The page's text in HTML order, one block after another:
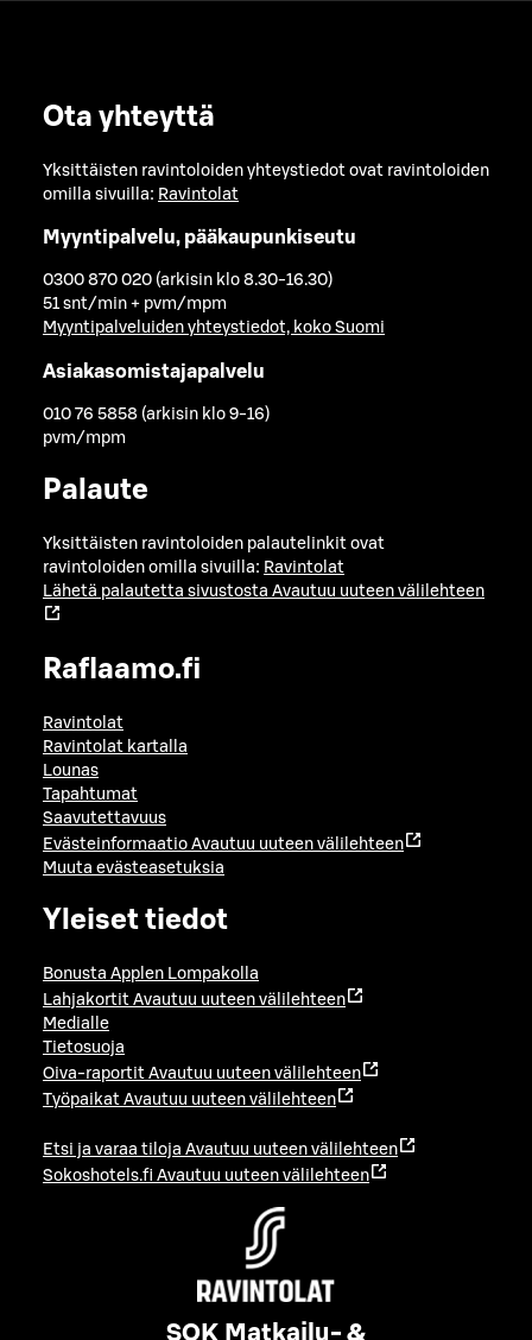
Ota yhteyttä
Yksittäisten ravintoloiden yhteystiedot ovat ravintoloiden
omilla sivuilla: Ravintolat
Myyntipalvelu, pääkaupunkiseutu
0300 870 020 (arkisin klo 8.30-16.30)
51 snt/min + pvm/mpm
Myyntipalveluiden yhteystiedot, koko Suomi
Asiakasomistajapalvelu
010 76 5858 (arkisin klo 9-16)
pvm/mpm
Palaute
Yksittäisten ravintoloiden palautelinkit ovat
ravintoloiden omilla sivuilla: Ravintolat
Lähetä palautetta sivustosta Avautuu uuteen välilehteen
Raflaamo.fi
Ravintolat
Ravintolat kartalla
Lounas
Tapahtumat
Saavutettavuus
Evästeinformaatio Avautuu uuteen välilehteen
Muuta evästeasetuksia
Yleiset tiedot
Bonusta Applen Lompakolla
Lahjakortit Avautuu uuteen välilehteen
Medialle
Tietosuoja
Oiva-raportit Avautuu uuteen välilehteen
Työpaikat Avautuu uuteen välilehteen
Etsi ja varaa tiloja Avautuu uuteen välilehteen
Sokoshotels.fi Avautuu uuteen välilehteen
SOK Matkailu- &